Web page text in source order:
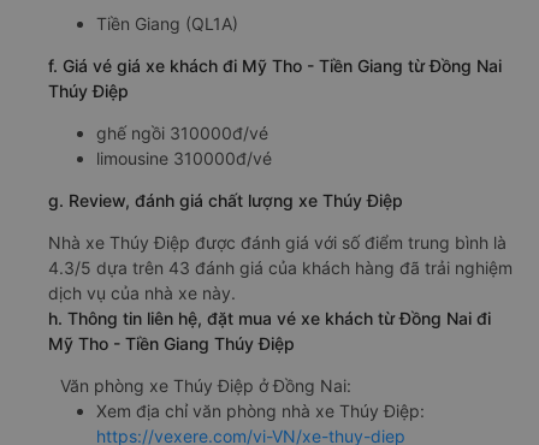
Tiền Giang (QL1A)
f. Giá vé giá xe khách đi Mỹ Tho - Tiền Giang từ Đồng Nai
Thúy Điệp
ghế ngồi 310000đ/vé
limousine 310000đ/vé
g. Review, đánh giá chất lượng xe Thúy Điệp
Nhà xe Thúy Điệp được đánh giá với số điểm trung bình là
4.3/5 dựa trên 43 đánh giá của khách hàng đã trải nghiệm
dịch vụ của nhà xe này.
h. Thông tin liên hệ, đặt mua vé xe khách từ Đồng Nai đi
Mỹ Tho - Tiền Giang Thúy Điệp
Văn phòng xe Thúy Điệp ở Đồng Nai:
Xem địa chỉ văn phòng nhà xe Thúy Điệp:
https://vexere.com/vi-VN/xe-thuy-diep